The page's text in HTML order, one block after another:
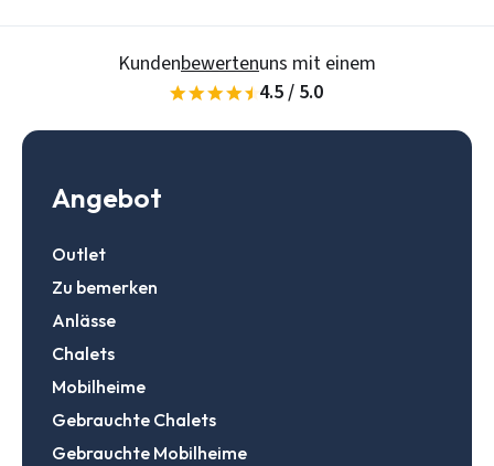
Kundenbewertenuns mit einem
4.5 / 5.0
Angebot
Outlet
Zu bemerken
Anlässe
Chalets
Mobilheime
Gebrauchte Chalets
Gebrauchte Mobilheime